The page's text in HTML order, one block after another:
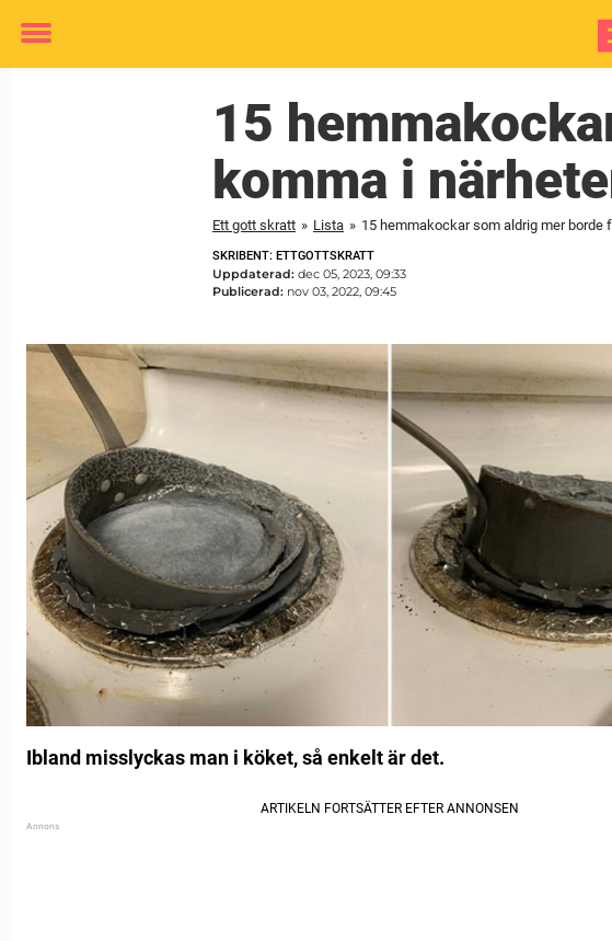
Toggle
15
komma i
Ett gott skratt » Lista » 15 hemmakockar som aldrig mer borde
SKRIBENT: ETTGOTTSKRATT
Uppdaterad: dec 05, 2023, 09:33
Publicerad: nov 03, 2022, 09:45
Ibland misslyckas man i köket, så enkelt är det.